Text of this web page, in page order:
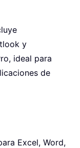
y
ideal para
de
Excel, Word,